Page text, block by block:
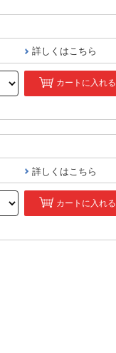
詳しくはこちら
カートに入れる
詳しくはこちら
カートに入れる